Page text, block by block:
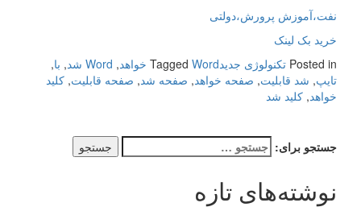
نفت،آموزش پرورش،دولتی
خرید بک لینک
Posted in تکنولوژی جدید Tagged Word خواهد , Word شد , با,
تایپ, شد قابلیت, صفحه خواهد, صفحه شد, صفحه قابلیت, کلید
خواهد, کلید شد
جستجو برای:
نوشته‌های تازه